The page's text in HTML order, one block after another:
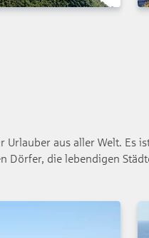
aus aller Welt. Es
Dörfer, die lebendigen